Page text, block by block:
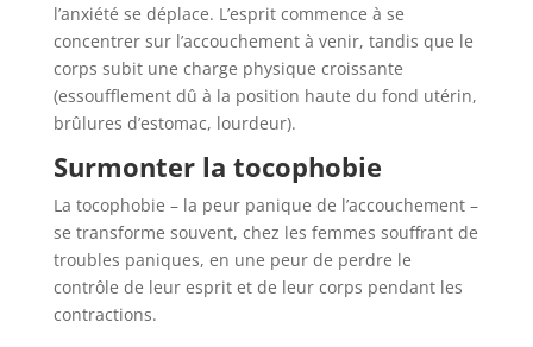
l’anxiété se déplace. L’esprit commence à se
concentrer sur l’accouchement à venir, tandis que le
corps subit une charge physique croissante
(essoufflement dû à la position haute du fond utérin,
brûlures d’estomac, lourdeur).
Surmonter la tocophobie
La tocophobie – la peur panique de l’accouchement –
se transforme souvent, chez les femmes souffrant de
troubles paniques, en une peur de perdre le
contrôle de leur esprit et de leur corps pendant les
contractions.